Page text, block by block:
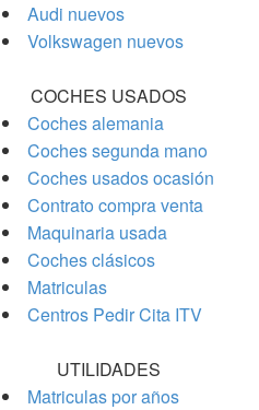
Audi nuevos
Volkswagen nuevos
COCHES USADOS
Coches alemania
Coches segunda mano
Coches usados ocasión
Contrato compra venta
Maquinaria usada
Coches clásicos
Matriculas
Centros Pedir Cita ITV
UTILIDADES
Matriculas por años